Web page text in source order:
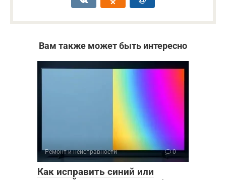
Вам также может быть интересно
Ремонт и неисправности 0
Как исправить синий или